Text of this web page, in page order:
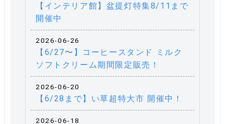
【インテリア館】盆提灯特集8/11まで
開催中
2026-06-26
【6/27〜】コーヒースタンド ミルク
ソフトクリーム期間限定販売！
2026-06-20
【6/28まで】い草超特大市 開催中！
2026-06-18